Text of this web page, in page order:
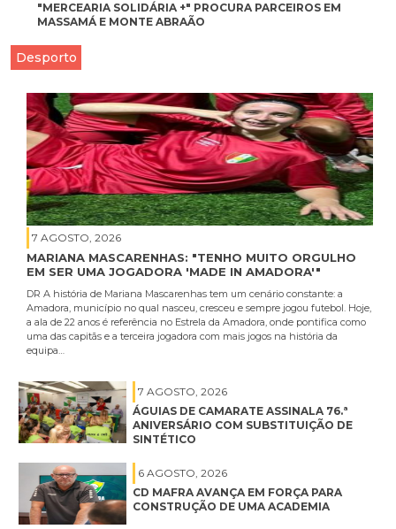
"MERCEARIA SOLIDÁRIA +" PROCURA PARCEIROS EM
MASSAMÁ E MONTE ABRAÃO
Desporto
7 AGOSTO, 2026
MARIANA MASCARENHAS: "TENHO MUITO ORGULHO
EM SER UMA JOGADORA 'MADE IN AMADORA'"
DR A história de Mariana Mascarenhas tem um cenário constante: a
Amadora, município no qual nasceu, cresceu e sempre jogou futebol. Hoje,
a ala de 22 anos é referência no Estrela da Amadora, onde pontifica como
uma das capitãs e a terceira jogadora com mais jogos na história da
equipa…
7 AGOSTO, 2026
ÁGUIAS DE CAMARATE ASSINALA 76.ª
ANIVERSÁRIO COM SUBSTITUIÇÃO DE
SINTÉTICO
6 AGOSTO, 2026
CD MAFRA AVANÇA EM FORÇA PARA
CONSTRUÇÃO DE UMA ACADEMIA